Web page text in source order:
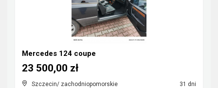
Mercedes 124 coupe
Szczecin/ zachodniopomorskie 31 dni
23 500,00 zł